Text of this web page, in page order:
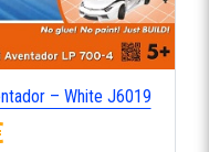
– White J6019